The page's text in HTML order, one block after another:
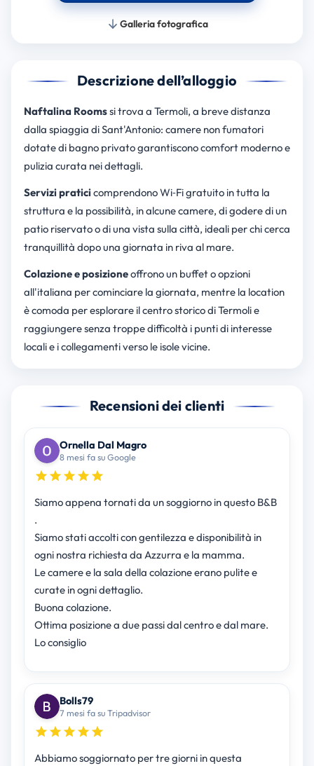
Galleria fotografica
Descrizione dell’alloggio
Naftalina Roomssi trova a Termoli, a breve distanza
dalla spiaggia di Sant'Antonio: camere non fumatori
dotate di bagno privato garantiscono comfort moderno e
pulizia curata nei dettagli.
Servizi praticicomprendono Wi‑Fi gratuito in tutta la
struttura e la possibilità, in alcune camere, di godere di un
patio riservato o di una vista sulla città, ideali per chi cerca
tranquillità dopo una giornata in riva al mare.
Colazione e posizioneoffrono un buffet o opzioni
all'italiana per cominciare la giornata, mentre la location
è comoda per esplorare il centro storico di Termoli e
raggiungere senza troppe difficoltà i punti di interesse
locali e i collegamenti verso le isole vicine.
Recensioni dei clienti
Ornella Dal Magro
8 mesi fa su Google
Siamo appena tornati da un soggiorno in questo B&B
.
Siamo stati accolti con gentilezza e disponibilità in
ogni nostra richiesta da Azzurra e la mamma.
Le camere e la sala della colazione erano pulite e
curate in ogni dettaglio.
Buona colazione.
Ottima posizione a due passi dal centro e dal mare.
Lo consiglio
Bolls79
7 mesi fa su Tripadvisor
Abbiamo soggiornato per tre giorni in questa